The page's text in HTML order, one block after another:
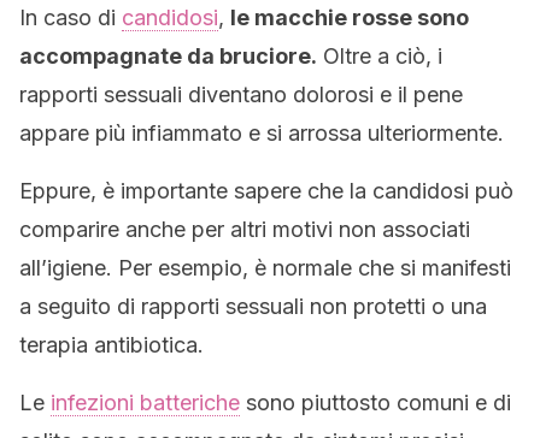
In caso di candidosi, le macchie rosse sono
accompagnate da bruciore. Oltre a ciò, i
rapporti sessuali diventano dolorosi e il pene
appare più infiammato e si arrossa ulteriormente.
Eppure, è importante sapere che la candidosi può
comparire anche per altri motivi non associati
all’igiene. Per esempio, è normale che si manifesti
a seguito di rapporti sessuali non protetti o una
terapia antibiotica.
Le infezioni batteriche sono piuttosto comuni e di